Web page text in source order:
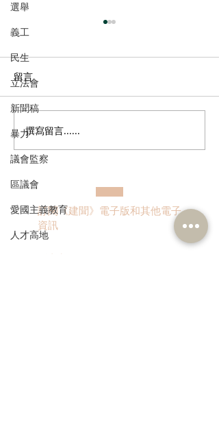
選舉
義工
民生
立法會
新聞稿
暴力
議會監察
區議會
愛國主義教育
人才高地
走進蔚來、國盾量子與科
大訊飛，港區人大代表團
深入合肥調研科創成果
留言
撰寫留言......
訂閱《建聞》電子版和其他電子
資訊